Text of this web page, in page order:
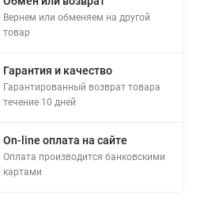
Вернем или обменяем на другой
товар
Гарантия и качество
Гарантированный возврат товара
течение 10 дней
On-line оплата на сайте
Оплата производится банковскими
картами